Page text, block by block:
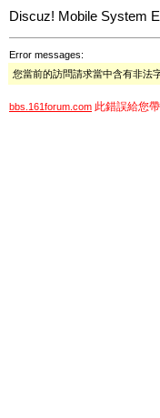
Discuz! Mobile System
Error messages:
您當前的訪問請求當中含有非法
bbs.161forum.com 此錯誤給您